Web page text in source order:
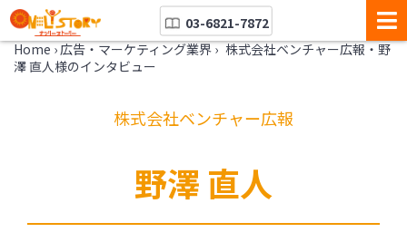
03-6821-7872
Home ›広告・マーケティング業界 › 株式会社ベンチャー広報・野
澤 直人様のインタビュー
株式会社ベンチャー広報
野澤 直人